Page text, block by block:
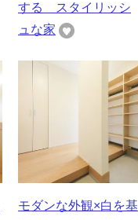
する スタイリッシ
ュな家
モダンな外観×白を基